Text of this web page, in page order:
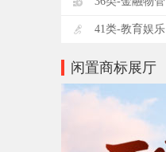
I 41类-教育娱乐
闲置商标展厅